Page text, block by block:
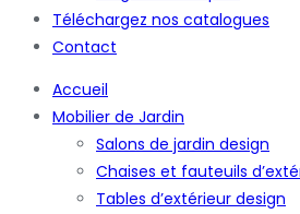
Téléchargez nos catalogues
Contact
Accueil
Mobilier de Jardin
Salons de jardin design
Chaises et fauteuils
Tables d’extérieur design